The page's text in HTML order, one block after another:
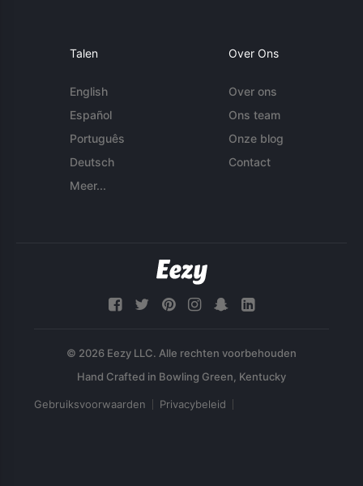
Talen
English
Español
Português
Deutsch
Meer...
Over Ons
Over ons
Ons team
Onze blog
Contact
© 2026 Eezy LLC. Alle rechten voorbehouden
Gebruiksvoorwaarden Privacybeleid